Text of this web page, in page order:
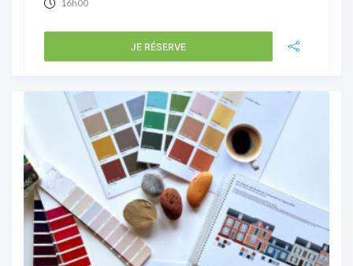
16h00
JE RÉSERVE